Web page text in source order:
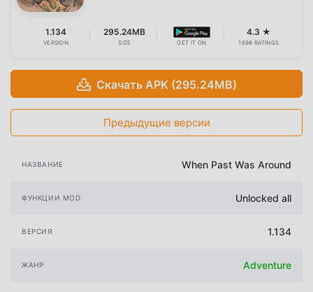
1.134
VERSION
295.24MB
SIZE GET IT ON
4.3 ★
1698 RATINGS
Скачать APK (295.24MB)
Предыдущие версии
НАЗВАНИЕ When Past Was Around
ФУНКЦИИ MOD Unlocked all
ВЕРСИЯ 1.134
ЖАНР Adventure